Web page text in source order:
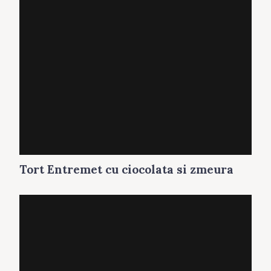
Tort Entremet cu ciocolata si zmeura